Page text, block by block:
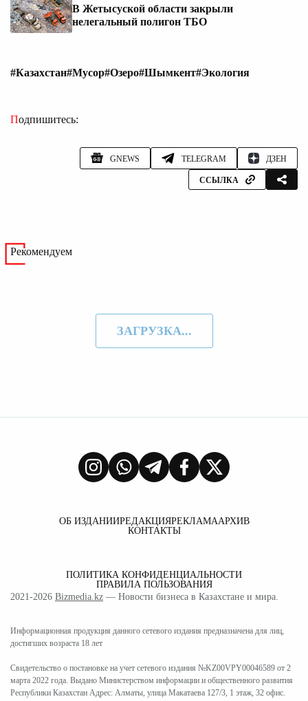
В Жетысуской области закрыли
нелегальный полигон ТБО
#Казахстан#Мусор#Озеро#Шымкент#Экология
Подпишитесь:
GNEWS TELEGRAM ДЗЕН
ССЫЛКА
Рекомендуем
ЗАГРУЗКА...
ОБ ИЗДАНИИРЕДАКЦИЯРЕКЛАМААРХИВ
КОНТАКТЫ
ПОЛИТИКА КОНФИДЕНЦИАЛЬНОСТИ
ПРАВИЛА ПОЛЬЗОВАНИЯ
2021-2026 Bizmedia.kz — Новости бизнеса в Казахстане и мира.
Информационная продукция данного сетевого издания предназначена для лиц,
достигших возраста 18 лет
Свидетельство о постановке на учет сетевого издания №KZ00VPY00046589 от 2
марта 2022 года. Выдано Министерством информации и общественного развития
Республики Казахстан Адрес: Алматы, улица Макатаева 127/3, 1 этаж, 32 офис.